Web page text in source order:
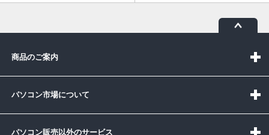
商品のご案内
パソコン市場について
パソコン販売以外のサービス